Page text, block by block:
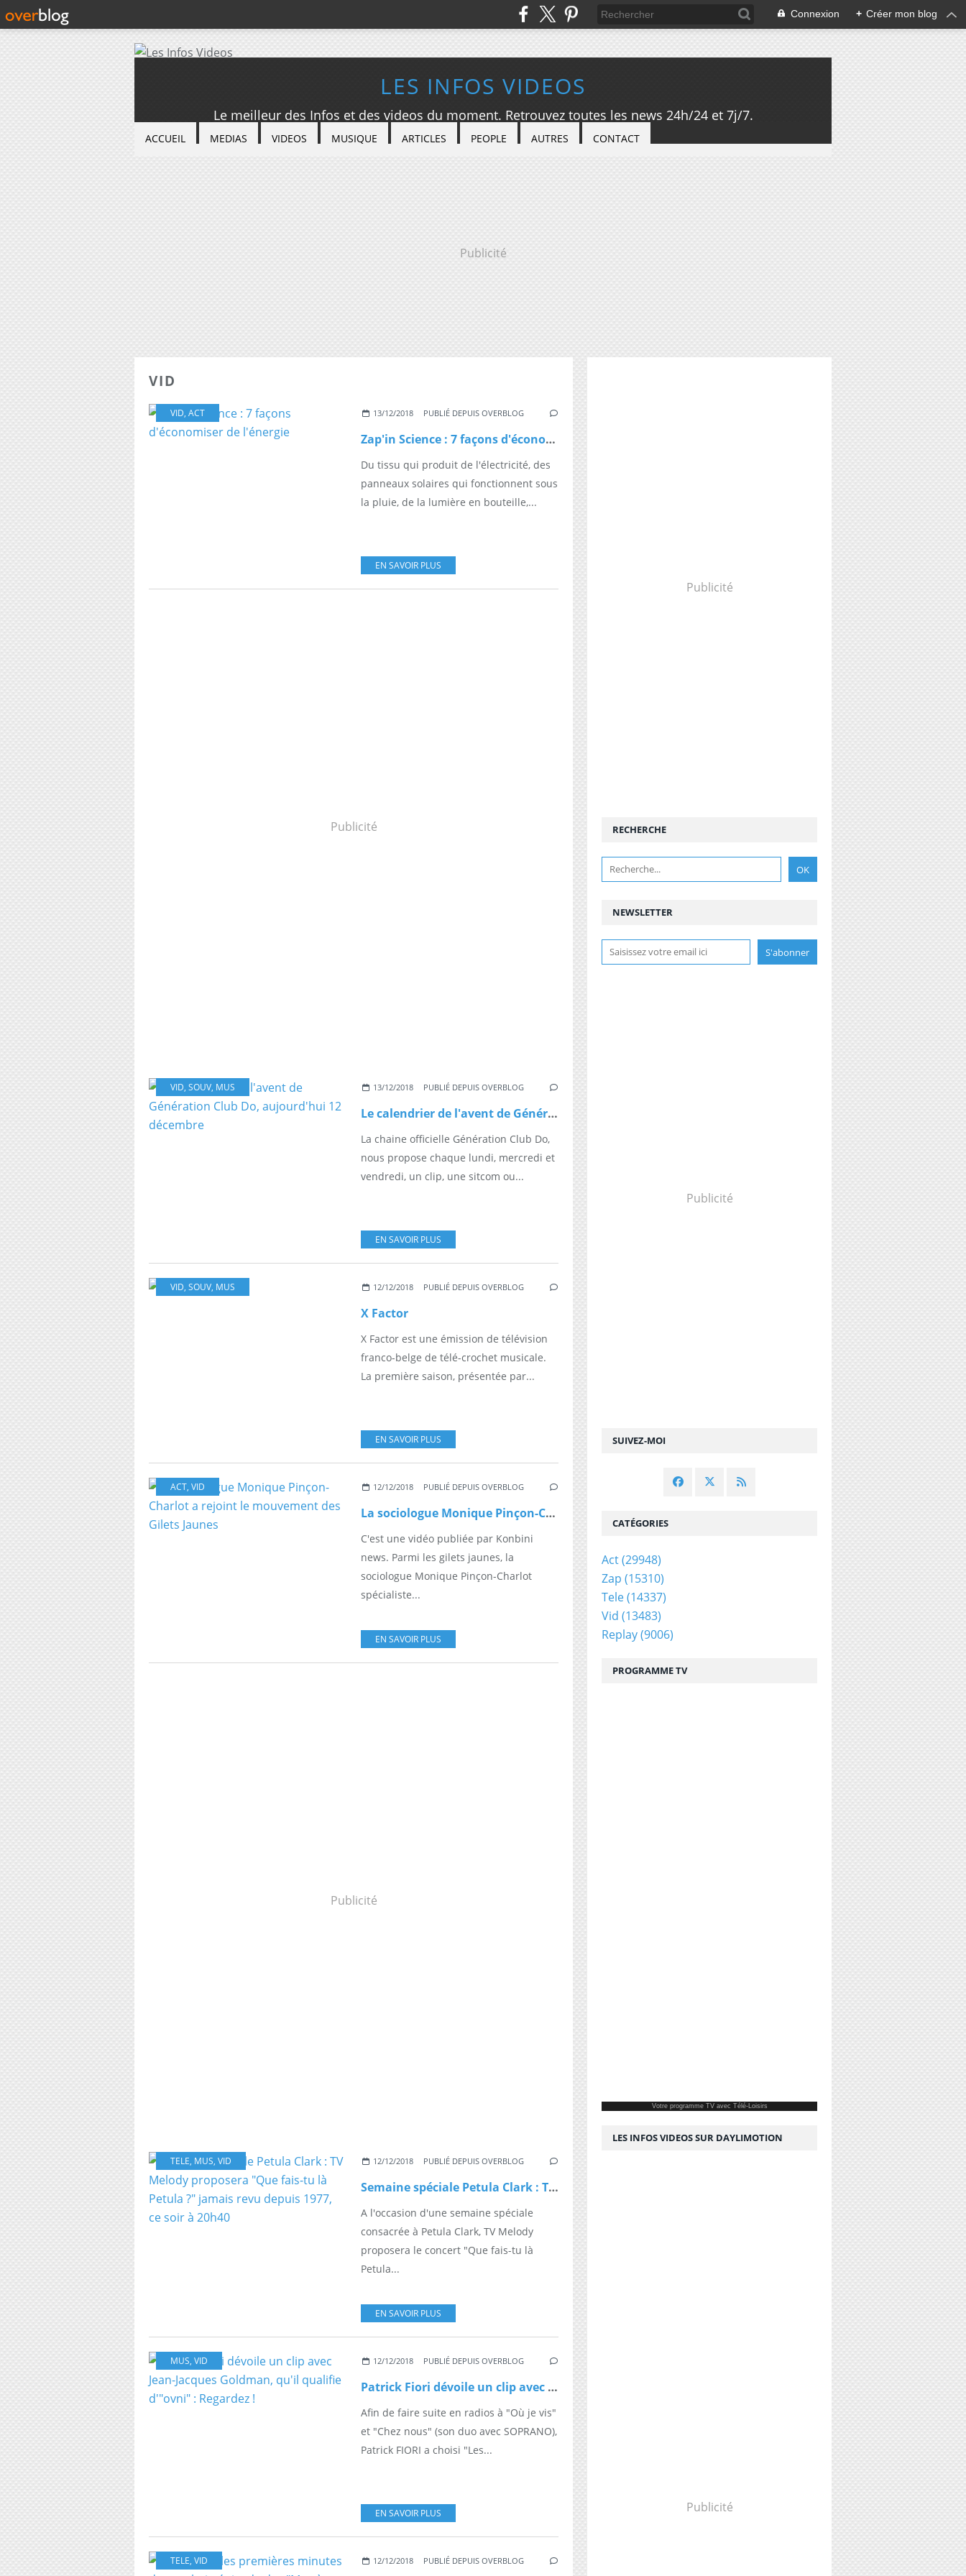
Connexion + Créer mon blog
LES INFOS VIDEOS
Le meilleur des Infos et des videos du moment. Retrouvez toutes les news 24h/24 et 7j/7.
ACCUEIL MEDIAS VIDEOS MUSIQUE ARTICLES PEOPLE AUTRES CONTACT
Publicité
VID
VID, ACT 13/12/2018 PUBLIÉ DEPUIS OVERBLOG
Zap'in Science : 7 façons d'économiser de l'énergie
Du tissu qui produit de l'électricité, des
panneaux solaires qui fonctionnent sous
la pluie, de la lumière en bouteille,...
EN SAVOIR PLUS
Publicité
VID, SOUV, MUS 13/12/2018 PUBLIÉ DEPUIS OVERBLOG
Le calendrier de l'avent de Génération Club Do, aujourd'hui 12 décembre
La chaine officielle Génération Club Do,
nous propose chaque lundi, mercredi et
vendredi, un clip, une sitcom ou...
EN SAVOIR PLUS
VID, SOUV, MUS 12/12/2018 PUBLIÉ DEPUIS OVERBLOG
X Factor
X Factor est une émission de télévision
franco-belge de télé-crochet musicale.
La première saison, présentée par...
EN SAVOIR PLUS
ACT, VID 12/12/2018 PUBLIÉ DEPUIS OVERBLOG
La sociologue Monique Pinçon-Charlot a rejoint le mouvement des Gilets Jaunes
C'est une vidéo publiée par Konbini
news. Parmi les gilets jaunes, la
sociologue Monique Pinçon-Charlot
spécialiste...
EN SAVOIR PLUS
Publicité
TELE, MUS, VID 12/12/2018 PUBLIÉ DEPUIS OVERBLOG
Semaine spéciale Petula Clark : TV Melody proposera "Que fais-tu là Petula ?" jamais revu depuis 1977, ce soir à 20h40
A l'occasion d'une semaine spéciale
consacrée à Petula Clark, TV Melody
proposera le concert "Que fais-tu là
Petula...
EN SAVOIR PLUS
MUS, VID 12/12/2018 PUBLIÉ DEPUIS OVERBLOG
Patrick Fiori dévoile un clip avec Jean-Jacques Goldman, qu'il qualifie d'"ovni" : Regardez !
Afin de faire suite en radios à "Où je vis"
et "Chez nous" (son duo avec SOPRANO),
Patrick FIORI a choisi "Les...
EN SAVOIR PLUS
TELE, VID 12/12/2018 PUBLIÉ DEPUIS OVERBLOG
Publicité
NEWSLETTER
SUIVEZ-MOI
RECHERCHE
Publicité
CATÉGORIES
Act(29948)
Zap (15310)
Tele(14337)
Vid (13483)
Replay(9006)
PROGRAMME TV
Votre programme TVavec Télé-Loisirs
LES INFOS VIDEOS SUR DAYLIMOTION
Publicité